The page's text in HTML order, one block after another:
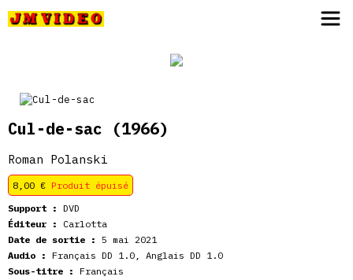
Cul-de-sac (1966)
Roman Polanski
8,00 € Produit épuisé
Support : DVD
Éditeur :
Carlotta
Date de sortie : 5 mai 2021
Audio : Français DD 1.0, Anglais DD 1.0
Sous-titre : Français